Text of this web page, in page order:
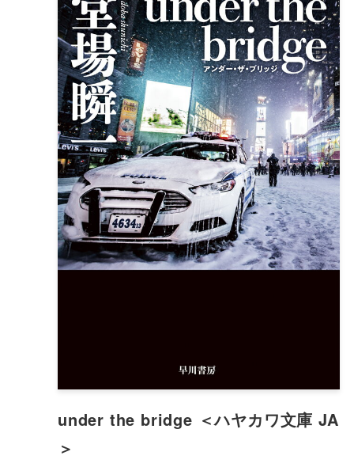
under the bridge ＜ハヤカワ文庫 JA
＞